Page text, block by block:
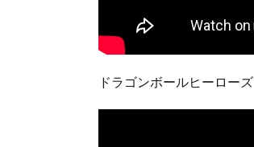
ドラゴンボールヒーローズ